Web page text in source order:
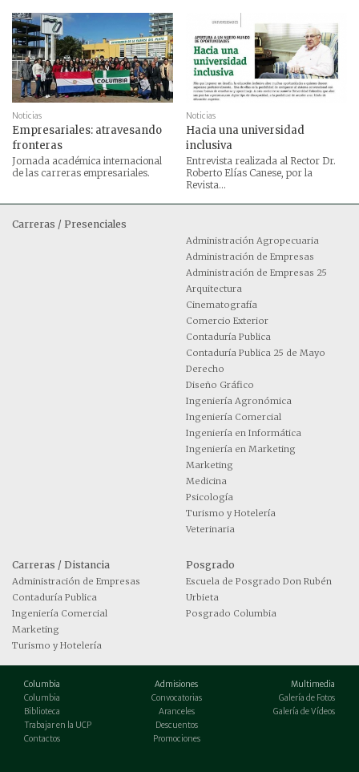
Noticias
Empresariales: atravesando
fronteras
Jornada académica internacional
de las carreras empresariales.
Noticias
Hacia una universidad
inclusiva
Entrevista realizada al Rector Dr.
Roberto Elías Canese, por la
Revista...
Carreras / Presenciales
Administración Agropecuaria
Administración de Empresas
Administración de Empresas 25
Arquitectura
Cinematografía
Comercio Exterior
Contaduría Publica
Contaduría Publica 25 de Mayo
Derecho
Diseño Gráfico
Ingeniería Agronómica
Ingeniería Comercial
Ingeniería en Informática
Ingeniería en Marketing
Marketing
Medicina
Psicología
Turismo y Hotelería
Veterinaria
Carreras / Distancia
Administración de Empresas
Contaduría Publica
Ingeniería Comercial
Marketing
Turismo y Hotelería
Posgrado
Escuela de Posgrado Don Rubén
Urbieta
Posgrado Columbia
Columbia
Columbia
Biblioteca
Trabajar en la UCP
Contactos
Admisiones
Convocatorias
Aranceles
Descuentos
Promociones
Multimedia
Galería de Fotos
Galería de Vídeos